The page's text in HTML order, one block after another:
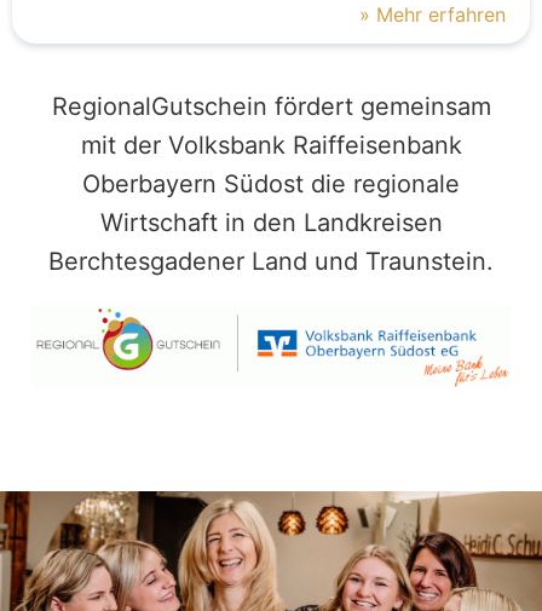
» Mehr erfahren
RegionalGutschein fördert gemeinsam
mit der Volksbank Raiffeisenbank
Oberbayern Südost die regionale
Wirtschaft in den Landkreisen
Berchtesgadener Land und Traunstein.